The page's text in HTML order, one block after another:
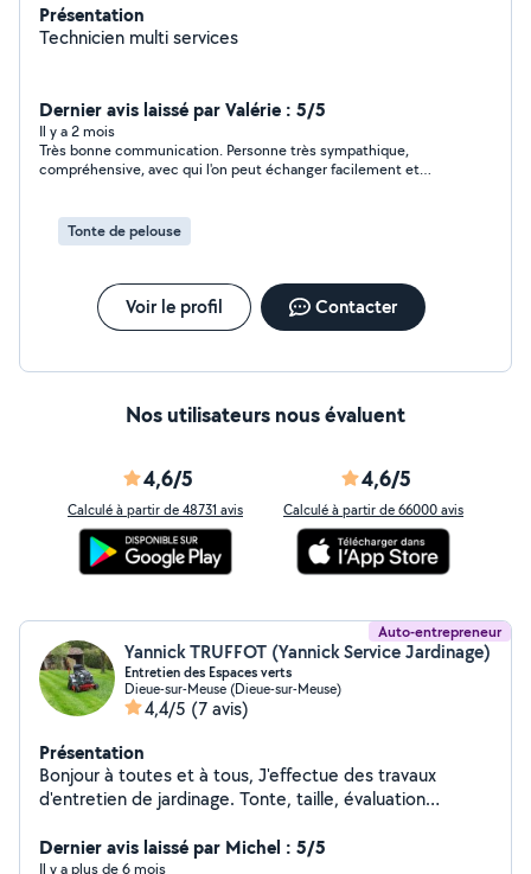
Présentation
Technicien multi services
Dernier avis laissé par Valérie : 5/5
Il y a 2 mois
Très bonne communication. Personne très sympathique,
compréhensive, avec qui l'on peut échanger facilement et
Tonte de pelouse
Voir le profil Contacter
Nos utilisateurs nous évaluent
4,6/5
Calculé à partir de 48731 avis
4,6/5
Calculé à partir de 66000 avis
Auto-entrepreneur
Yannick TRUFFOT (Yannick Service Jardinage)
Entretien des Espaces verts
Dieue-sur-Meuse (Dieue-sur-Meuse)
4,4/5 (7 avis)
Présentation
Bonjour à toutes et à tous, J'effectue des travaux
d'entretien de jardinage. Tonte, taille, évaluation
un message. Merci
Dernier avis laissé par Michel : 5/5
Il y a plus de 6 mois